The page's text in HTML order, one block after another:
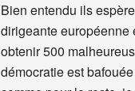
Bien entendu ils
dirigeante
obtenir 500
démocratie est